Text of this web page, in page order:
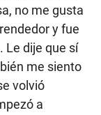
no me gusta
y fue
Le dije que sí
me siento
volvió
a